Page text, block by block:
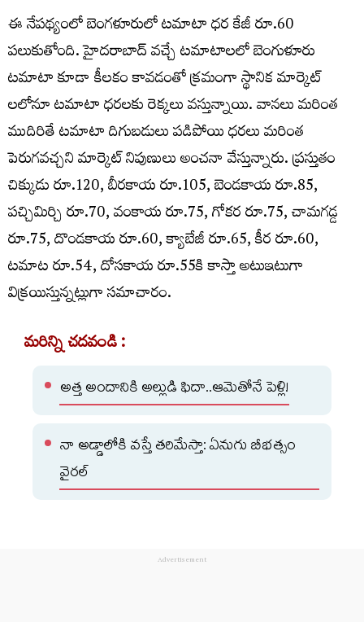
ఈ నేపథ్యంలో బెంగళూరులో టమాటా ధర కేజీ రూ.60
పలుకుతోంది. హైదరాబాద్ వచ్చే టమాటాలలో బెంగుళూరు
టమాటా కూడా కీలకం కావడంతో క్రమంగా స్థానిక మార్కెట్
లలోనూ టమాటా ధరలకు రెక్కలు వస్తున్నాయి. వానలు మరింత
ముదిరితే టమాటా దిగుబడులు పడిపోయి ధరలు మరింత
పెరుగవచ్చని మార్కెట్ నిపుణులు అంచనా వేస్తున్నారు. ప్రస్తుతం
చిక్కుడు రూ.120, బీరకాయ రూ.105, బెండకాయ రూ.85,
పచ్చిమిర్చి రూ.70, వంకాయ రూ.75, గోకర రూ.75, చామగడ్డ
రూ.75, దొండకాయ రూ.60, క్యాబేజీ రూ.65, కీర రూ.60,
టమాట రూ.54, దోసకాయ రూ.55కి కాస్తా అటుఇటుగా
విక్రయిస్తున్నట్లుగా సమాచారం.
మరిన్ని చదవండి :
అత్త అందానికి అల్లుడి ఫిదా..ఆమెతోనే పెళ్లి!
నా అడ్డాలోకి వస్తే తరిమేస్తా: ఏనుగు బీభత్సం
వైరల్